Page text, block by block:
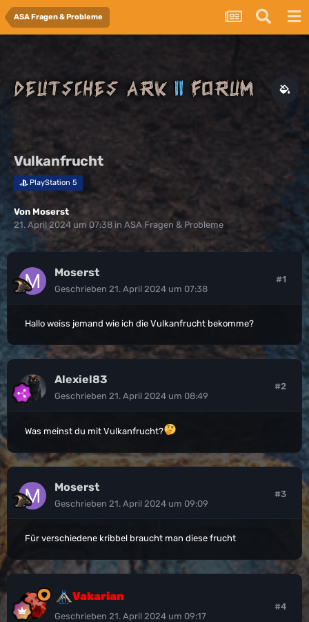
ASA Fragen & Probleme
Vulkanfrucht
PlayStation 5
Von Moserst
21. April 2024 um 07:38 in ASA Fragen & Probleme
Moserst
Geschrieben 21. April 2024 um 07:38
#1
Hallo weiss jemand wie ich die Vulkanfrucht bekomme?
Alexiel83
Geschrieben 21. April 2024 um 08:49
#2
Was meinst du mit Vulkanfrucht?
Moserst
Geschrieben 21. April 2024 um 09:09
#3
Für verschiedene kribbel braucht man diese frucht
Vakarian
Geschrieben 21. April 2024 um 09:17
#4